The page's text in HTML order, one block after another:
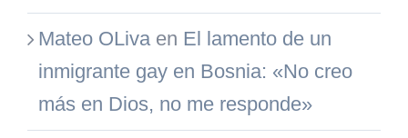
Mateo OLivaen El lamento de un
inmigrante gay en Bosnia: «No creo
más en Dios, no me responde»